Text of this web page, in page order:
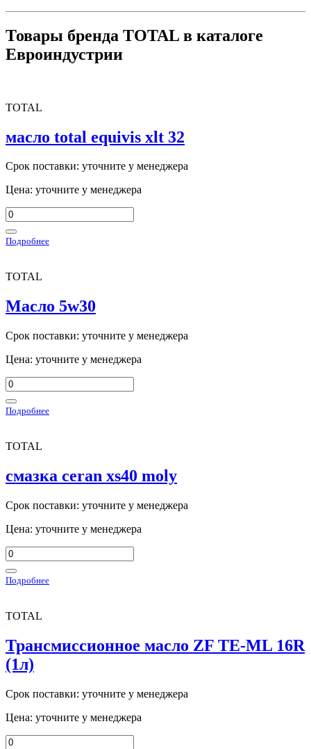
Товары бренда TOTAL в каталоге
Евроиндустрии
TOTAL
масло total equivis xlt 32
Срок поставки: уточните у менеджера
Цена: уточните у менеджера
Подробнее
TOTAL
Масло 5w30
Срок поставки: уточните у менеджера
Цена: уточните у менеджера
Подробнее
TOTAL
смазка ceran xs40 moly
Срок поставки: уточните у менеджера
Цена: уточните у менеджера
Подробнее
TOTAL
Трансмиссионное масло ZF TE-ML 16R
(1л)
Срок поставки: уточните у менеджера
Цена: уточните у менеджера